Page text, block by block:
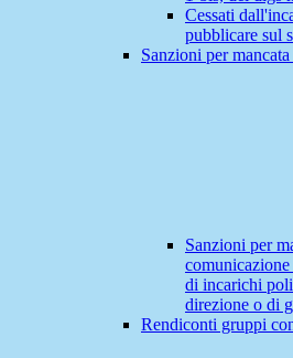
Cessati
pubblicare sul
Sanzioni per
Sanzioni per
di incarichi
direzione o di
Rendiconti gruppi